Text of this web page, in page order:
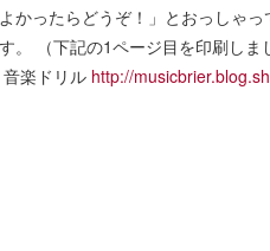
かったらどうぞ！」とおっしゃ
。 （下記の1ページ目を印刷しま
楽ドリル http://